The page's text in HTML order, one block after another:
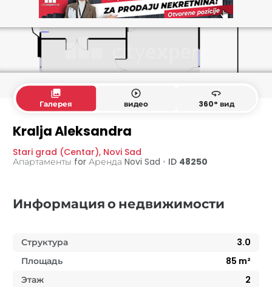
collections
Галерея
play_circle_outline
видео
360
360° вид
Kralja Aleksandra
Stari grad (Centar), Novi Sad
Апартаменты for Аренда Novi Sad • ID 48250
Информация о недвижимости
Структура
3.0
Площадь
85 m²
Этаж
2